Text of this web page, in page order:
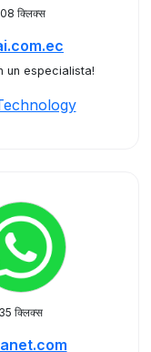
क्लिक्स
un especialista!
35 क्लिक्स